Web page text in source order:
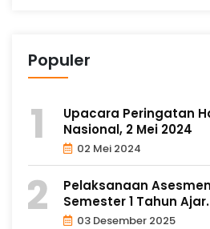
Populer
Upacara Peringatan
Nasional, 2 Mei 2024
02 Mei 2024
Pelaksanaan
Semester 1 Tahun
03 Desember 2025